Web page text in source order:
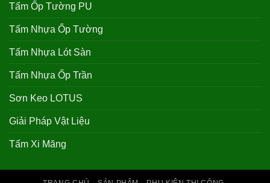
Tấm Ốp Tường PU
Tấm Nhựa Ốp Tường
Tấm Nhựa Lót Sàn
Tấm Nhựa Ốp Trần
Sơn Keo LOTUS
Giải Pháp Vật Liệu
Tấm Xi Măng